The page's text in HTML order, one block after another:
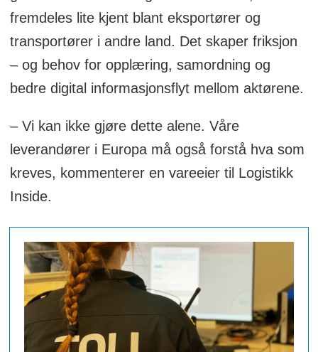
fremdeles lite kjent blant eksportører og
transportører i andre land. Det skaper friksjon
– og behov for opplæring, samordning og
bedre digital informasjonsflyt mellom aktørene.
– Vi kan ikke gjøre dette alene. Våre
leverandører i Europa må også forstå hva som
kreves, kommenterer en vareeier til Logistikk
Inside.